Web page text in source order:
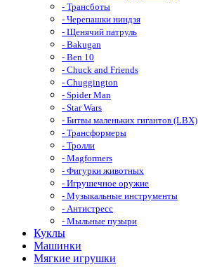
- Трансботы
- Черепашки ниндзя
- Щенячий патруль
- Bakugan
- Ben 10
- Chuck and Friends
- Chuggington
- Spider Man
- Star Wars
- Битвы маленьких гигантов (LBX)
- Трансформеры
- Тролли
- Magformers
- Фигурки животных
- Игрушечное оружие
- Музыкальные инструменты
- Антистресс
- Мыльные пузыри
Куклы
Машинки
Мягкие игрушки